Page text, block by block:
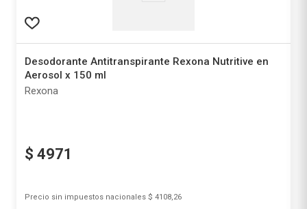
Desodorante Antitranspirante Rexona Nutritive en
Aerosol x 150 ml
Rexona
$ 4971
Precio sin impuestos nacionales $ 4108,26